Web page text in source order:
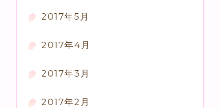
2017年5月
2017年4月
2017年3月
2017年2月